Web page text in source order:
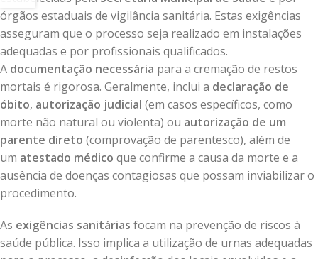
órgãos estaduais de vigilância sanitária. Estas exigências
asseguram que o processo seja realizado em instalações
adequadas e por profissionais qualificados.
A documentação necessária para a cremação de restos
mortais é rigorosa. Geralmente, inclui a declaração de
óbito, autorização judicial (em casos específicos, como
morte não natural ou violenta) ou autorização de um
parente direto (comprovação de parentesco), além de
um atestado médico que confirme a causa da morte e a
ausência de doenças contagiosas que possam inviabilizar o
procedimento.
As exigências sanitárias focam na prevenção de riscos à
saúde pública. Isso implica a utilização de urnas adequadas